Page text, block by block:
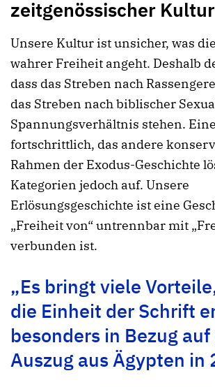
zeitgenössischer Kultur
Unsere Kultur ist unsicher, was
wahrer Freiheit angeht. Deshalb
dass das Streben nach
das Streben nach biblischer
Spannungsverhältnis stehen.
fortschrittlich, das andere
Rahmen der Exodus-Geschichte
Kategorien jedoch auf. Unsere
Erlösungsgeschichte ist eine
„Freiheit von“ untrennbar mit
verbunden ist.
„Es bringt viele
die Einheit der Schrift
besonders in Bezug auf
Auszug aus Ägypten in